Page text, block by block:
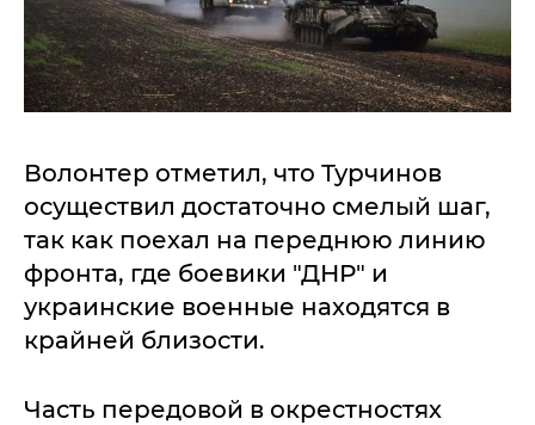
Волонтер отметил, что Турчинов
осуществил достаточно смелый шаг,
так как поехал на переднюю линию
фронта, где боевики "ДНР" и
украинские военные находятся в
крайней близости.
Часть передовой в окрестностях